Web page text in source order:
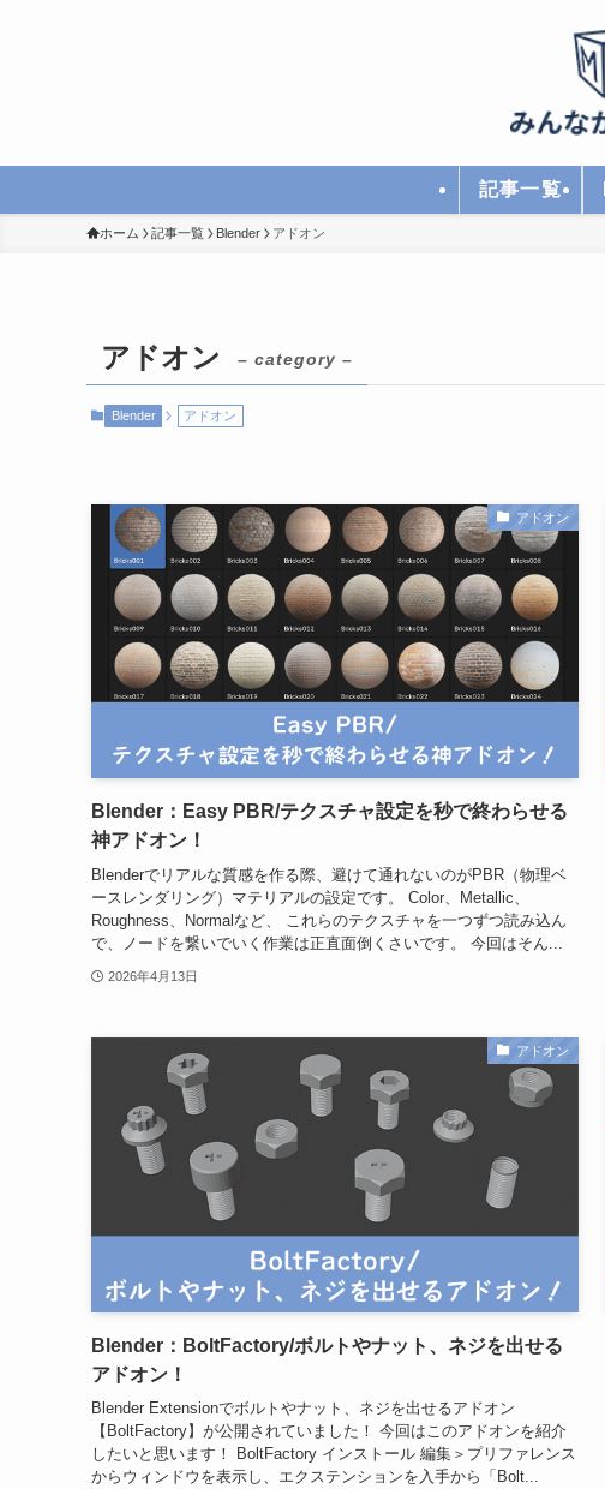
記事一覧
ホーム 記事一覧 Blender アドオン
アドオン – category –
Blender アドオン
アドオン
Blender：Easy PBR/テクスチャ設定を秒で終わらせる
神アドオン！
Blenderでリアルな質感を作る際、避けて通れないのがPBR（物理ベ
ースレンダリング）マテリアルの設定です。 Color、Metallic、
Roughness、Normalなど、 これらのテクスチャを一つずつ読み込ん
で、ノードを繋いでいく作業は正直面倒くさいです。 今回はそん...
2026年4月13日
アドオン
Blender：BoltFactory/ボルトやナット、ネジを出せる
アドオン！
Blender Extensionでボルトやナット、ネジを出せるアドオン
【BoltFactory】が公開されていました！ 今回はこのアドオンを紹介
したいと思います！ BoltFactory インストール 編集＞プリファレンス
からウィンドウを表示し、エクステンションを入手から「Bolt...